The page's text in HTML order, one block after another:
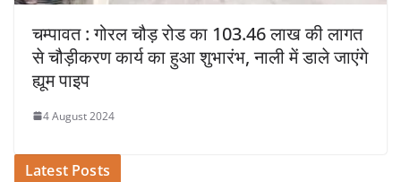
चम्पावत : गोरल चौड़ रोड का 103.46 लाख की लागत
से चौड़ीकरण कार्य का हुआ शुभारंभ, नाली में डाले जाएंगे
ह्यूम पाइप
4 August 2024
Latest Posts